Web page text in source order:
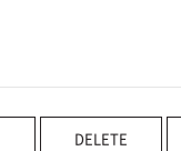
DELETE